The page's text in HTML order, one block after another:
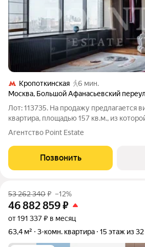
Кропоткинская
6 мин.
Москва, Большой Афанасьевский
Лот: 113735. На продажу предлагается
квартира, площадью 157 кв.м., из
четырехкомнатную. Планировка: кухня с
й вариант
Агентство Point Estate
Позвонить
53 262 340₽ –12%
46 882 859₽
от 191 337 ₽ в месяц
63,4 м²
3-комн. квартира 15 этаж из 32